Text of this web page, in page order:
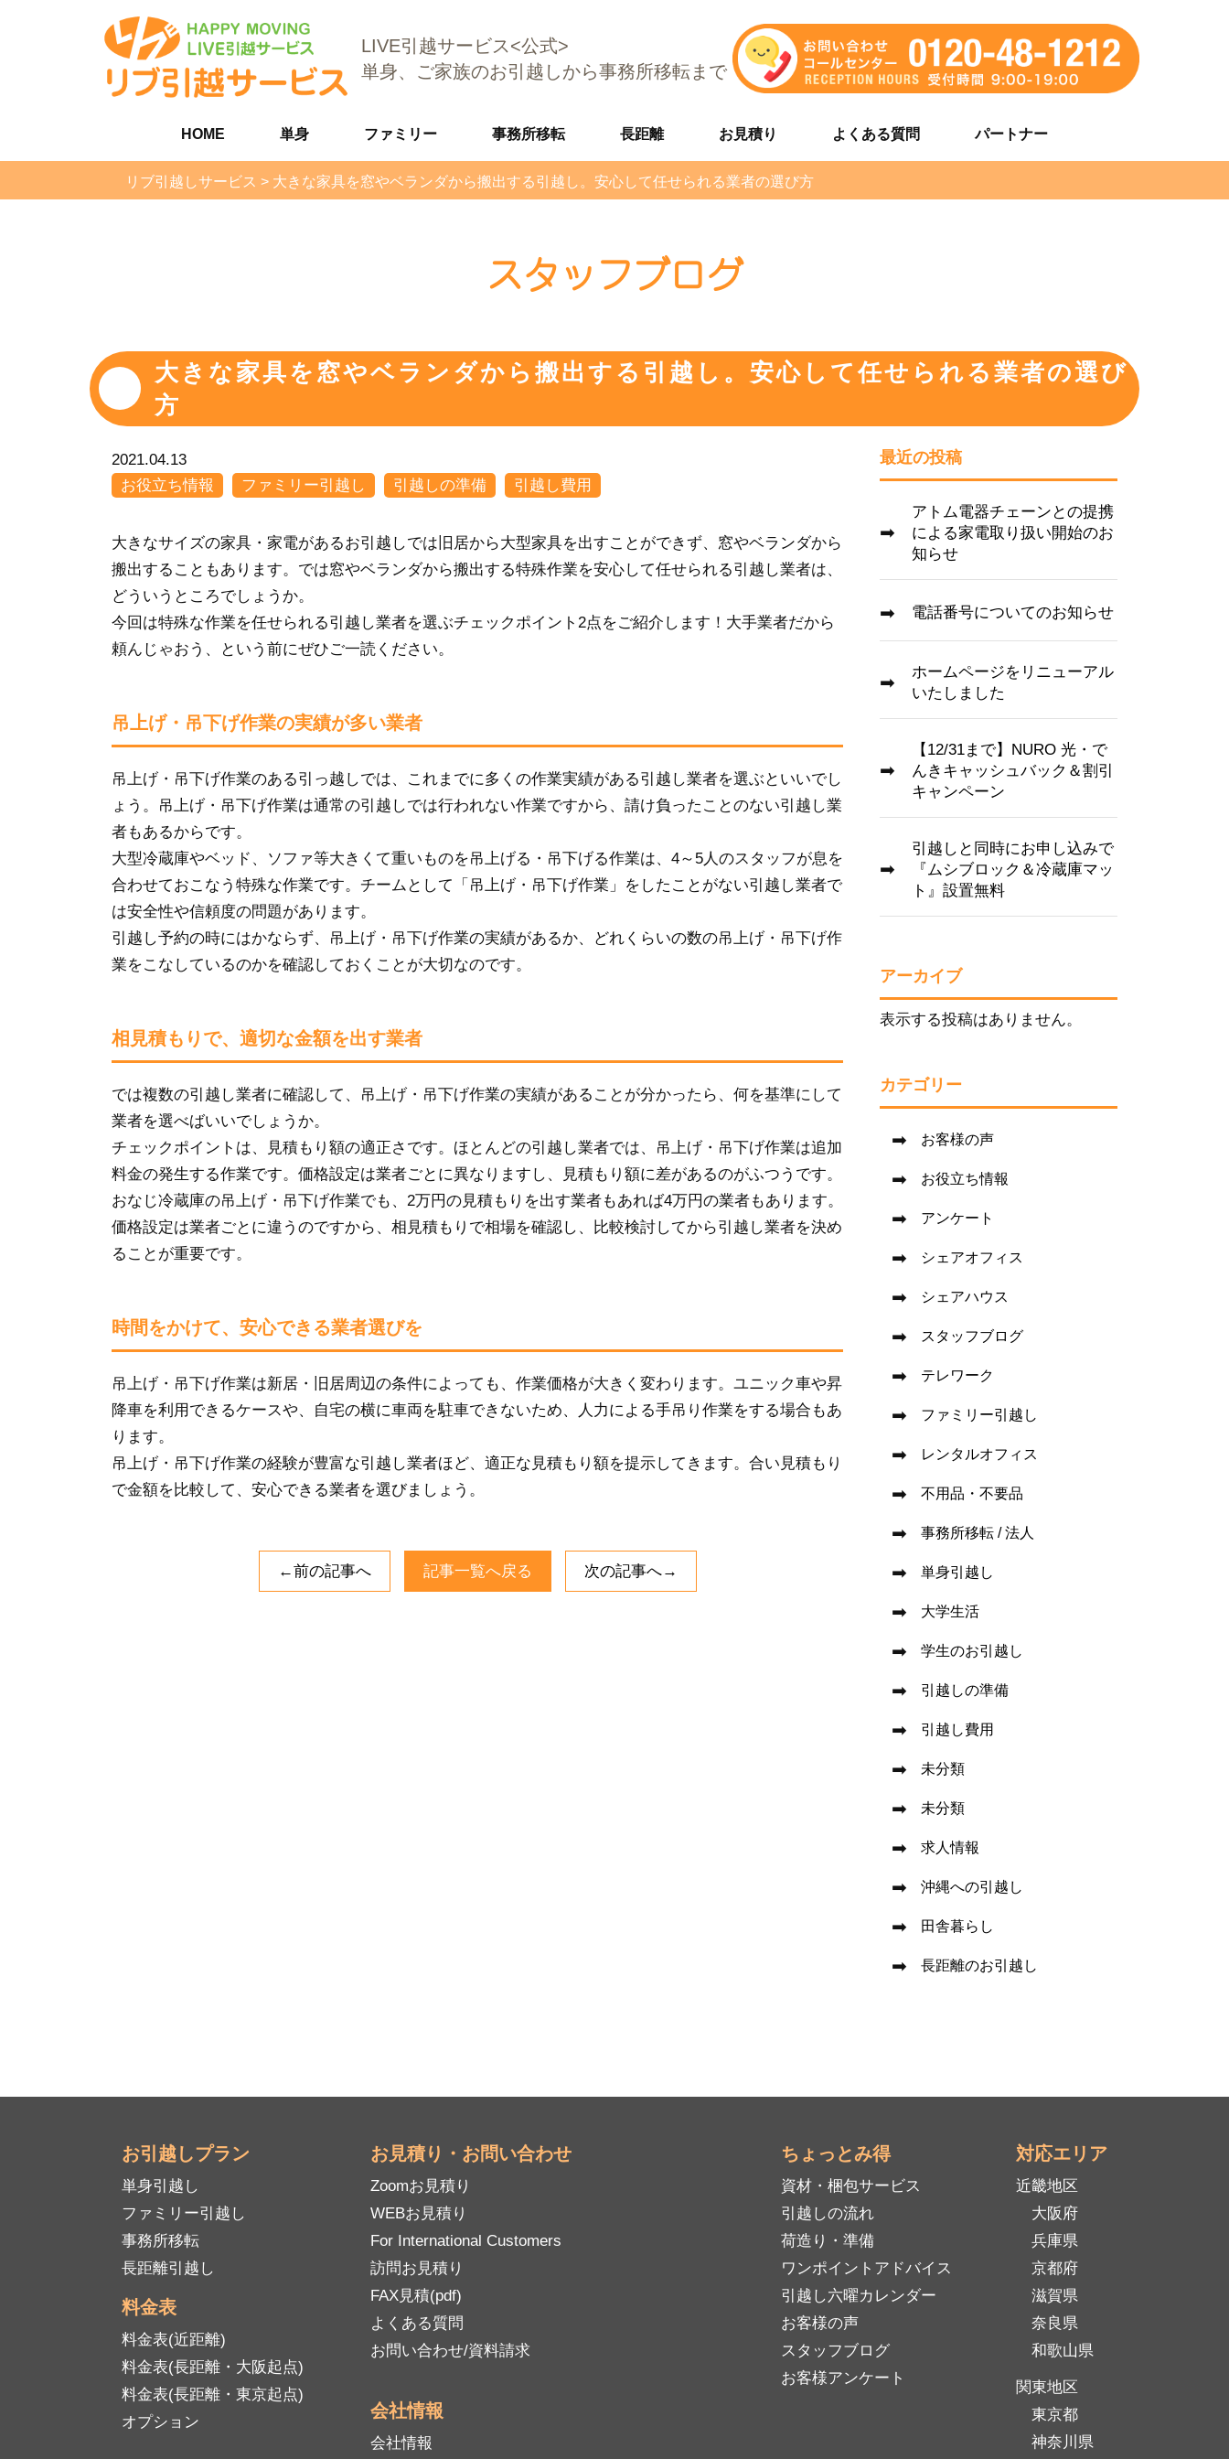
LIVE引越サービス<公式>
単身、ご家族のお引越しから事務所移転まで
HOME 単身 ファミリー 事務所移転 長距離 お見積り よくある質問 パートナー
リブ引越しサービス > 大きな家具を窓やベランダから搬出する引越し。安心して任せられる業者の選び方
スタッフブログ
大きな家具を窓やベランダから搬出する引越し。安心して任せられる業者の選び
方
2021.04.13
お役立ち情報
ファミリー引越し 引越しの準備 引越し費用
大きなサイズの家具・家電があるお引越しでは旧居から大型家具を出すことができず、窓やベランダから
搬出することもあります。では窓やベランダから搬出する特殊作業を安心して任せられる引越し業者は、
どういうところでしょうか。
今回は特殊な作業を任せられる引越し業者を選ぶチェックポイント2点をご紹介します！大手業者だから
頼んじゃおう、という前にぜひご一読ください。
吊上げ・吊下げ作業の実績が多い業者
吊上げ・吊下げ作業のある引っ越しでは、これまでに多くの作業実績がある引越し業者を選ぶといいでし
ょう。吊上げ・吊下げ作業は通常の引越しでは行われない作業ですから、請け負ったことのない引越し業
者もあるからです。
大型冷蔵庫やベッド、ソファ等大きくて重いものを吊上げる・吊下げる作業は、4～5人のスタッフが息を
合わせておこなう特殊な作業です。チームとして「吊上げ・吊下げ作業」をしたことがない引越し業者で
は安全性や信頼度の問題があります。
引越し予約の時にはかならず、吊上げ・吊下げ作業の実績があるか、どれくらいの数の吊上げ・吊下げ作
業をこなしているのかを確認しておくことが大切なのです。
相見積もりで、適切な金額を出す業者
では複数の引越し業者に確認して、吊上げ・吊下げ作業の実績があることが分かったら、何を基準にして
業者を選べばいいでしょうか。
チェックポイントは、見積もり額の適正さです。ほとんどの引越し業者では、吊上げ・吊下げ作業は追加
料金の発生する作業です。価格設定は業者ごとに異なりますし、見積もり額に差があるのがふつうです。
おなじ冷蔵庫の吊上げ・吊下げ作業でも、2万円の見積もりを出す業者もあれば4万円の業者もあります。
価格設定は業者ごとに違うのですから、相見積もりで相場を確認し、比較検討してから引越し業者を決め
ることが重要です。
時間をかけて、安心できる業者選びを
吊上げ・吊下げ作業は新居・旧居周辺の条件によっても、作業価格が大きく変わります。ユニック車や昇
降車を利用できるケースや、自宅の横に車両を駐車できないため、人力による手吊り作業をする場合もあ
ります。
吊上げ・吊下げ作業の経験が豊富な引越し業者ほど、適正な見積もり額を提示してきます。合い見積もり
で金額を比較して、安心できる業者を選びましょう。
←前の記事へ 記事一覧へ戻る 次の記事へ→
最近の投稿
アトム電器チェーンとの提携
による家電取り扱い開始のお
知らせ
電話番号についてのお知らせ
ホームページをリニューアル
いたしました
【12/31まで】NURO 光・で
んきキャッシュバック＆割引
キャンペーン
引越しと同時にお申し込みで
『ムシブロック＆冷蔵庫マッ
ト』設置無料
アーカイブ
表示する投稿はありません。
カテゴリー
お客様の声
お役立ち情報
アンケート
シェアオフィス
シェアハウス
スタッフブログ
テレワーク
ファミリー引越し
レンタルオフィス
不用品・不要品
事務所移転 / 法人
単身引越し
大学生活
学生のお引越し
引越しの準備
引越し費用
未分類
未分類
求人情報
沖縄への引越し
田舎暮らし
長距離のお引越し
お引越しプラン
単身引越し
ファミリー引越し
事務所移転
長距離引越し
料金表
料金表(近距離)
料金表(長距離・大阪起点)
料金表(長距離・東京起点)
オプション
お見積り・お問い合わせ
Zoomお見積り
WEBお見積り
For International Customers
訪問お見積り
FAX見積(pdf)
よくある質問
お問い合わせ/資料請求
会社情報
会社情報
ちょっとみ得
資材・梱包サービス
引越しの流れ
荷造り・準備
ワンポイントアドバイス
引越し六曜カレンダー
お客様の声
スタッフブログ
お客様アンケート
対応エリア
近畿地区
大阪府
兵庫県
京都府
滋賀県
奈良県
和歌山県
関東地区
東京都
神奈川県